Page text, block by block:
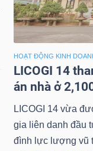
HOẠT ĐỘNG KINH
LICOGI 14
án nhà ở
LICOGI 14 vừa
gia liên danh đầu
đình lực lượng vũ